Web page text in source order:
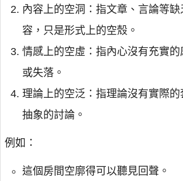
內容上的空洞：指文章、言論等
容，只是形式上的空殼。
情感上的空虛：指內心沒有充實
或失落。
理論上的空泛：指理論沒有實際
抽象的討論。
例如：
這個房間空廓得可以聽見回聲。